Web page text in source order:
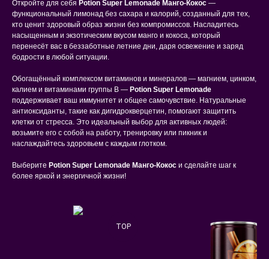
Откройте для себя Potion Super Lemonade Манго-Кокос —
функциональный лимонад без сахара и калорий, созданный для тех,
кто ценит здоровый образ жизни без компромиссов. Насладитесь
насыщенным и экзотическим вкусом манго и кокоса, который
перенесёт вас в беззаботные летние дни, даря освежение и заряд
бодрости в любой ситуации.
Обогащённый комплексом витаминов и минералов — магнием, цинком,
калием и витаминами группы B — Potion Super Lemonade
поддерживает ваш иммунитет и общее самочувствие. Натуральные
антиоксиданты, такие как дигидрокверцетин, помогают защитить
клетки от стресса. Это идеальный выбор для активных людей:
возьмите его с собой на работу, тренировку или пикник и
наслаждайтесь здоровьем с каждым глотком.
Выберите Potion Super Lemonade Манго-Кокос и сделайте шаг к
более яркой и энергичной жизни!
TOP